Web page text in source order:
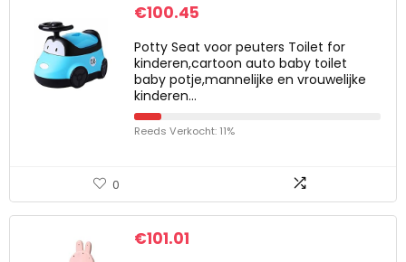
€100.45
Potty Seat voor peuters Toilet for
kinderen,cartoon auto baby toilet
baby potje,mannelijke en vrouwelijke
kinderen…
Reeds Verkocht: 11%
0
€101.01